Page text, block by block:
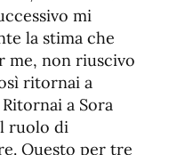
mi
la stima che
me, non riuscivo
ritornai a
a Sora
ruolo di
Questo per tre